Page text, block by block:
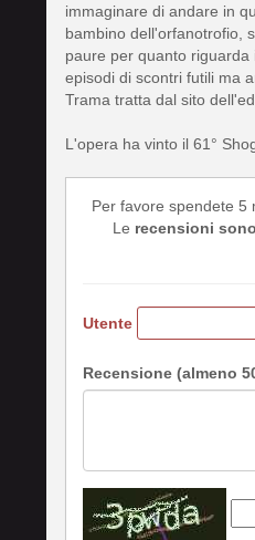
immaginare di andare in
bambino dell'orfanotrofio,
paure per quanto riguarda
episodi di scontri futili ma
Trama tratta dal sito
L'opera ha vinto il 61°
Per favore spendete 5
Le recensioni
Utente
Recensione (almeno